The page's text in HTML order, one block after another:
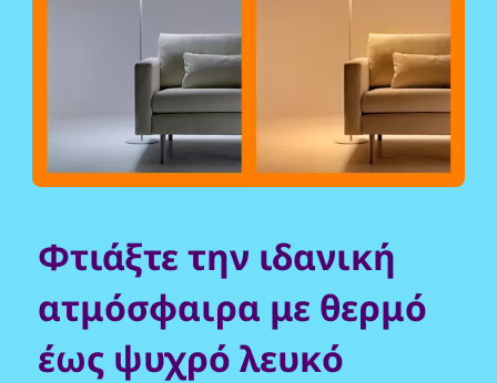
Φτιάξτε την ιδανική
ατμόσφαιρα με θερμό
έως ψυχρό λευκό